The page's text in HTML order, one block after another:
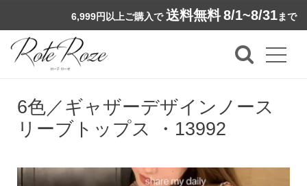
6,999円以上ご購入で 送料無料8/1~8/31まで
6色／ギャザーデザインノース
リーブトップス ・13992